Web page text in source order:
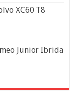
XC60 T8
Junior Ibrida